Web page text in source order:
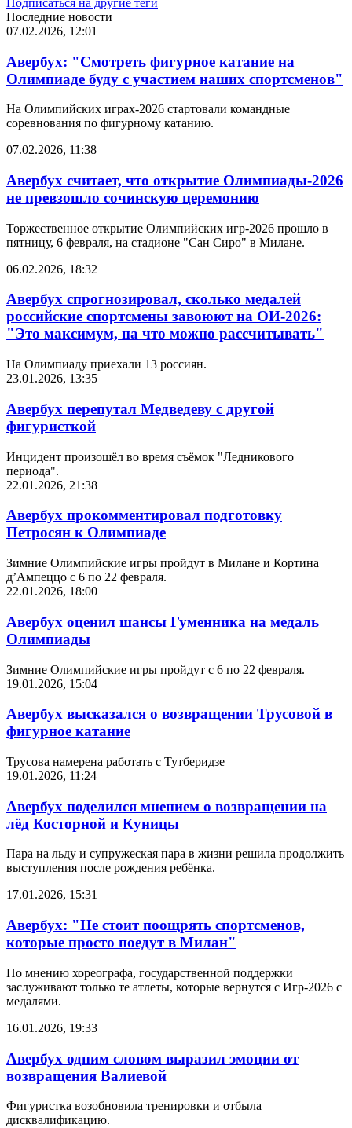
Последние новости
07.02.2026, 12:01
Авербух: "Смотреть фигурное катание на
Олимпиаде буду с участием наших спортсменов"
На Олимпийских играх-2026 стартовали командные
соревнования по фигурному катанию.
07.02.2026, 11:38
Авербух считает, что открытие Олимпиады-2026
не превзошло сочинскую церемонию
Торжественное открытие Олимпийских игр-2026 прошло в
пятницу, 6 февраля, на стадионе "Сан Сиро" в Милане.
06.02.2026, 18:32
Авербух спрогнозировал, сколько медалей
российские спортсмены завоюют на ОИ-2026:
"Это максимум, на что можно рассчитывать"
На Олимпиаду приехали 13 россиян.
23.01.2026, 13:35
Авербух перепутал Медведеву с другой
фигуристкой
Инцидент произошёл во время съёмок "Ледникового
периода".
22.01.2026, 21:38
Авербух прокомментировал подготовку
Петросян к Олимпиаде
Зимние Олимпийские игры пройдут в Милане и Кортина
д’Ампеццо с 6 по 22 февраля.
22.01.2026, 18:00
Авербух оценил шансы Гуменника на медаль
Олимпиады
Зимние Олимпийские игры пройдут с 6 по 22 февраля.
19.01.2026, 15:04
Авербух высказался о возвращении Трусовой в
фигурное катание
Трусова намерена работать с Тутберидзе
19.01.2026, 11:24
Авербух поделился мнением о возвращении на
лёд Косторной и Куницы
Пара на льду и супружеская пара в жизни решила продолжить
выступления после рождения ребёнка.
17.01.2026, 15:31
Авербух: "Не стоит поощрять спортсменов,
которые просто поедут в Милан"
По мнению хореографа, государственной поддержки
заслуживают только те атлеты, которые вернутся с Игр-2026 с
медалями.
16.01.2026, 19:33
Авербух одним словом выразил эмоции от
возвращения Валиевой
Фигуристка возобновила тренировки и отбыла
дисквалификацию.